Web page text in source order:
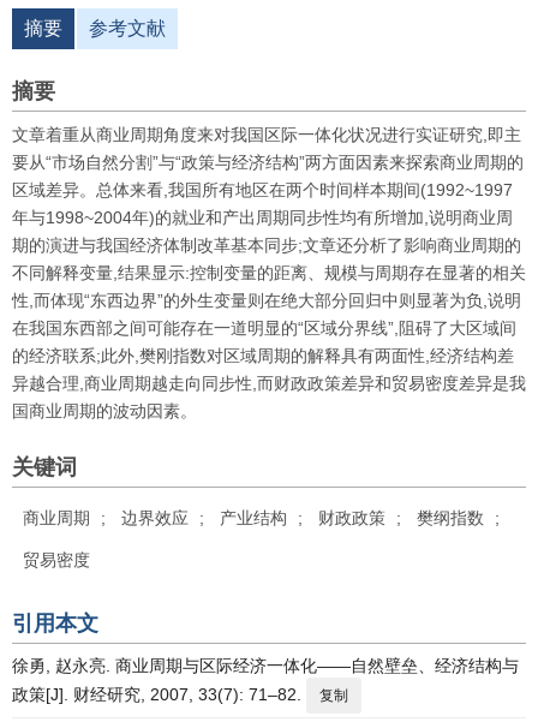
摘要 参考文献
摘要
文章着重从商业周期角度来对我国区际一体化状况进行实证研究,即主
要从“市场自然分割”与“政策与经济结构”两方面因素来探索商业周期的
区域差异。总体来看,我国所有地区在两个时间样本期间(1992~1997
年与1998~2004年)的就业和产出周期同步性均有所增加,说明商业周
期的演进与我国经济体制改革基本同步;文章还分析了影响商业周期的
不同解释变量,结果显示:控制变量的距离、规模与周期存在显著的相关
性,而体现“东西边界”的外生变量则在绝大部分回归中则显著为负,说明
在我国东西部之间可能存在一道明显的“区域分界线”,阻碍了大区域间
的经济联系;此外,樊刚指数对区域周期的解释具有两面性,经济结构差
异越合理,商业周期越走向同步性,而财政政策差异和贸易密度差异是我
国商业周期的波动因素。
关键词
商业周期 ; 边界效应 ; 产业结构 ; 财政政策 ; 樊纲指数 ;
贸易密度
引用本文
徐勇, 赵永亮. 商业周期与区际经济一体化——自然壁垒、经济结构与
政策[J]. 财经研究, 2007, 33(7): 71–82.
复制